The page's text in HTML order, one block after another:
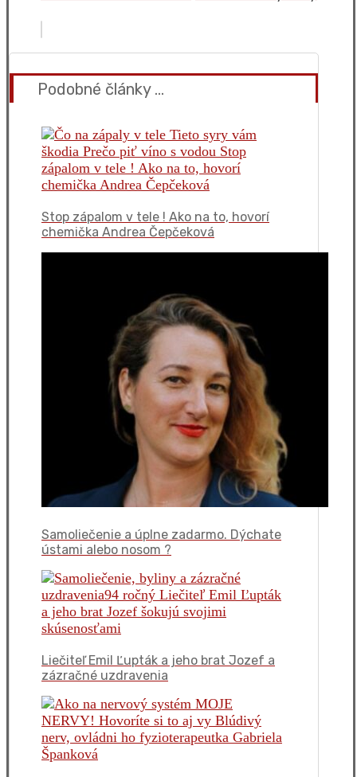
Podobné články ...
Stop zápalom v tele ! Ako na to, hovorí
chemička Andrea Čepčeková
Samoliečenie a úplne zadarmo. Dýchate
ústami alebo nosom ?
Liečiteľ Emil Ľupták a jeho brat Jozef a
zázračné uzdravenia